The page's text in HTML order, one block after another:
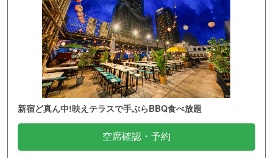
新宿ど真ん中!映えテラスで手ぶらBBQ食べ放題
空席確認・予約